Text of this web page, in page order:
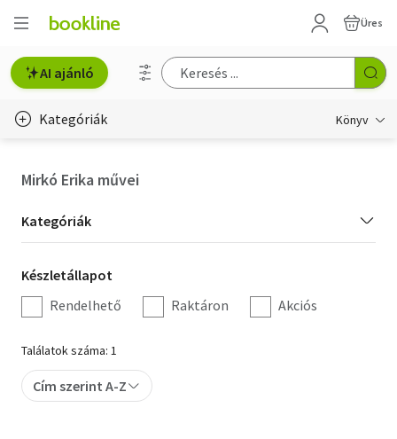
Üres
AI ajánló
Kategóriák Könyv
Hobbi, szabadidő
Irodalom
Művészet
Szakkönyv
Mirkó Erika művei
Kategória
szűrés
Kategóriák
Készletállapot
szűrés
Készletállapot
Rendelhető
Raktáron Akciós
Találatok száma: 1
Cím szerint A-Z